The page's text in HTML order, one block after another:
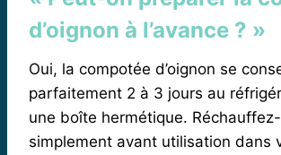
d’oignon à l’avance ? »
Oui, la compotée d’oignon se
parfaitement 2 à 3 jours au
une boîte hermétique.
simplement avant utilisation dans